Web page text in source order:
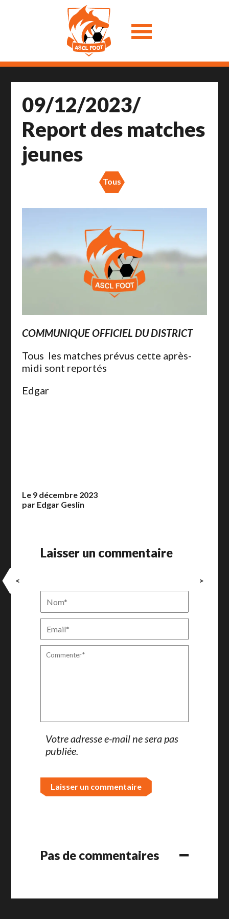
09/12/2023/
Report des matches
jeunes
Tous
COMMUNIQUE OFFICIEL DU DISTRICT
Tous les matches prévus cette après-
midi sont reportés
Edgar
Le 9 décembre 2023
par Edgar Geslin
Laisser un commentaire
Votre adresse e-mail ne sera pas
publiée.
Pas de commentaires
< >